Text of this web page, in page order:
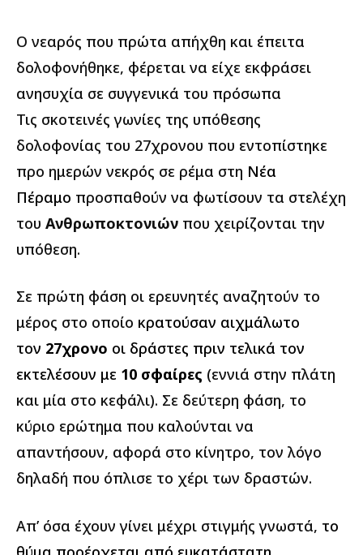
Ο νεαρός που πρώτα απήχθη και έπειτα
δολοφονήθηκε, φέρεται να είχε εκφράσει
ανησυχία σε συγγενικά του πρόσωπα
Τις σκοτεινές γωνίες της υπόθεσης
δολοφονίας του 27χρονου που εντοπίστηκε
προ ημερών νεκρός σε ρέμα στη Νέα
Πέραμο προσπαθούν να φωτίσουν τα στελέχη
του Ανθρωποκτονιών που χειρίζονται την
υπόθεση.
Σε πρώτη φάση οι ερευνητές αναζητούν το
μέρος στο οποίο κρατούσαν αιχμάλωτο
τον 27χρονο οι δράστες πριν τελικά τον
εκτελέσουν με 10 σφαίρες (εννιά στην πλάτη
και μία στο κεφάλι). Σε δεύτερη φάση, το
κύριο ερώτημα που καλούνται να
απαντήσουν, αφορά στο κίνητρο, τον λόγο
δηλαδή που όπλισε το χέρι των δραστών.
Απ’ όσα έχουν γίνει μέχρι στιγμής γνωστά, το